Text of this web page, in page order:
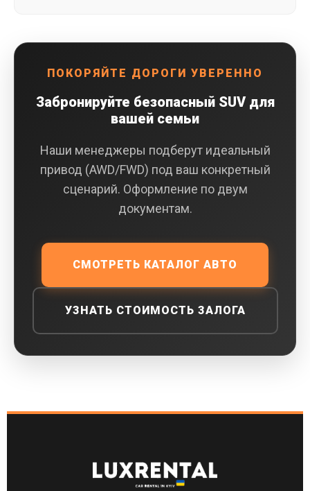
ПОКОРЯЙТЕ ДОРОГИ УВЕРЕННО
Забронируйте безопасный SUV для
вашей семьи
Наши менеджеры подберут идеальный
привод (AWD/FWD) под ваш конкретный
сценарий. Оформление по двум
документам.
СМОТРЕТЬ КАТАЛОГ АВТО
УЗНАТЬ СТОИМОСТЬ ЗАЛОГА